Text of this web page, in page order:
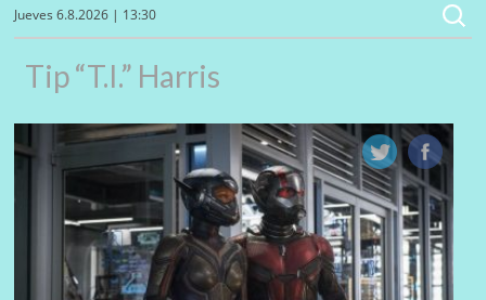
Jueves 6.8.2026 | 13:30
Tip “T.I.” Harris